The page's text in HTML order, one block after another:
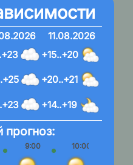
11.08.2026
+15..+20
+20..+21
+14..+19
прогноз:
9:00 10:00